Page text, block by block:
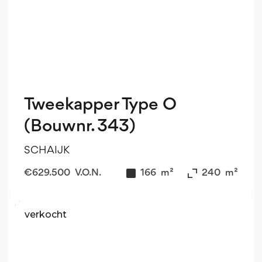
Tweekapper Type O
(Bouwnr. 343)
SCHAIJK
€629.500 V.O.N. 166 m² 240 m²
verkocht